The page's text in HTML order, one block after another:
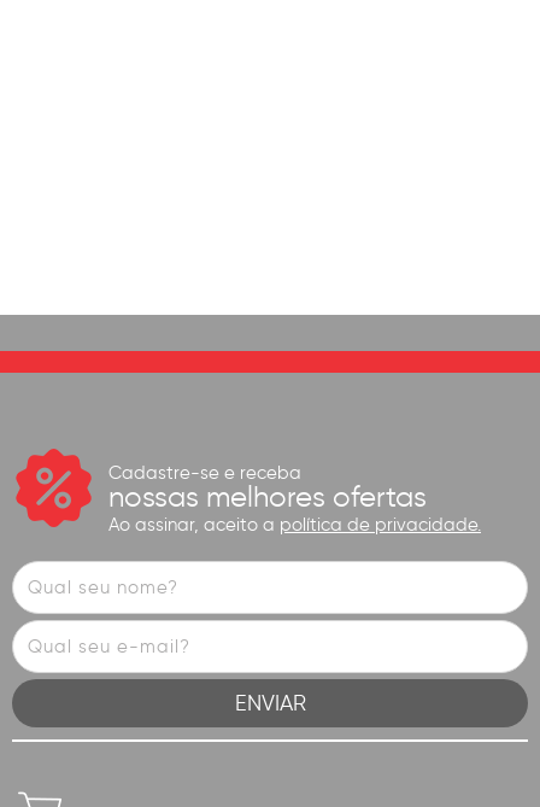
Cadastre-se e receba
nossas melhores ofertas
Ao assinar, aceito a política de privacidade.